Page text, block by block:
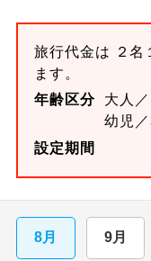
旅行代金は ２名
ます。
年齢区分
大人
幼児
設定期間
8月 9月